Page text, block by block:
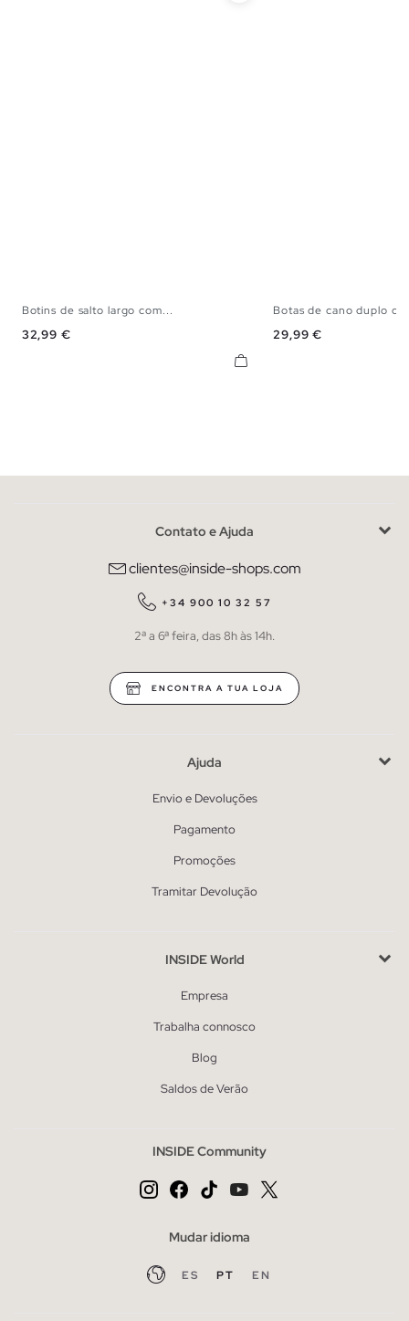
Botins de salto largo com...
Preço
32,99 €
Botas de cano duplo
Preço
29,99 €
Contato e Ajuda
clientes@inside-shops.com
+34 900 10 32 57
2ª a 6ª feira, das 8h às 14h.
ENCONTRA A TUA LOJA
Ajuda
Envio e Devoluções
Pagamento
Promoções
Tramitar Devolução
INSIDE World
Empresa
Trabalha connosco
Blog
Saldos de Verão
INSIDE Community
Mudar idioma
ES PT EN